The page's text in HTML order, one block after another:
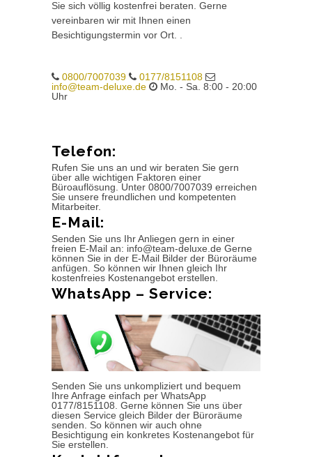
Sie sich völlig kostenfrei beraten. Gerne
vereinbaren wir mit Ihnen einen
Besichtigungstermin vor Ort. .
0800/7007039
0177/8151108
info@team-deluxe.de
Mo. - Sa. 8:00 - 20:00
Uhr
Telefon:
Rufen Sie uns an und wir beraten Sie gern
über alle wichtigen Faktoren einer
Büroauflösung. Unter 0800/7007039 erreichen
Sie unsere freundlichen und kompetenten
Mitarbeiter.
E-Mail:
Senden Sie uns Ihr Anliegen gern in einer
freien E-Mail an: info@team-deluxe.de Gerne
können Sie in der E-Mail Bilder der Büroräume
anfügen. So können wir Ihnen gleich Ihr
kostenfreies Kostenangebot erstellen.
WhatsApp – Service:
Senden Sie uns unkompliziert und bequem
Ihre Anfrage einfach per WhatsApp
0177/8151108. Gerne können Sie uns über
diesen Service gleich Bilder der Büroräume
senden. So können wir auch ohne
Besichtigung ein konkretes Kostenangebot für
Sie erstellen.